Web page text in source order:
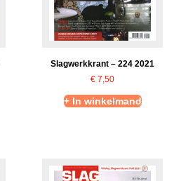
Slagwerkkrant – 224 2021
€ 7,50
+ In winkelmand